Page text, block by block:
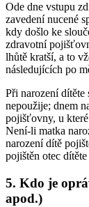
Ode dne vstupu
zavedení nucené
kdy došlo ke
zdravotní
lhůtě kratší, a to
následujících po
Při narození
nepoužije; dnem
pojišťovny, u
Není-li matka
narození dítě
pojištěn otec
5. Kdo je
apod.)